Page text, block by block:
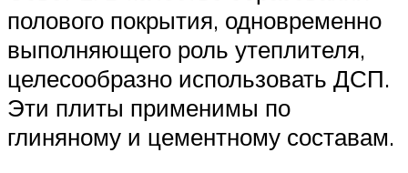
полового покрытия, одновременно
выполняющего роль утеплителя,
целесообразно использовать ДСП.
Эти плиты применимы по
глиняному и цементному составам.